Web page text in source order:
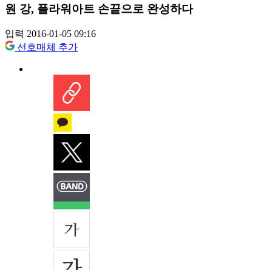
원 강, 플라워아트 손끝으로 완성하다
입력 2016-01-05 09:16
선호매체 추가